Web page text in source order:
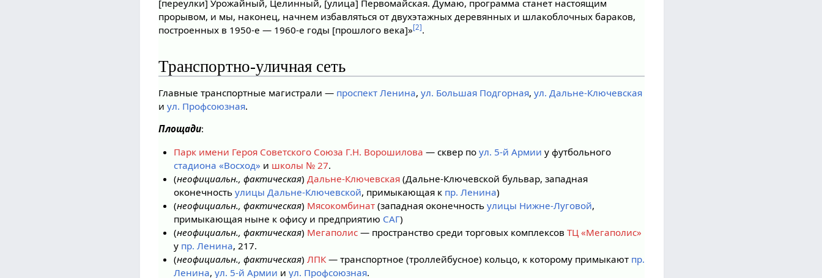
[переулки] Урожайный, Целинный, [улица] Первомайская. Думаю, программа станет настоящим
прорывом, и мы, наконец, начнем избавляться от двухэтажных деревянных и шлакоблочных бараков,
построенных в 1950-е — 1960-е годы [прошлого века]»[2].
Транспортно-уличная сеть
Главные транспортные магистрали — проспект Ленина,ул. Большая Подгорная,ул. Дальне-Ключевская
иул. Профсоюзная.
Площади:
Парк имени Героя Советского Союза Г.Н. Ворошилова — сквер по ул. 5-й Армии у футбольного
стадиона «Восход» и школы № 27.
(неофициальн., фактическая) Дальне-Ключевская(Дальне-Ключевской бульвар, западная
оконечность улицы Дальне-Ключевской, примыкающая к пр. Ленина)
(неофициальн., фактическая) Мясокомбинат(западная оконечность улицы Нижне-Луговой,
примыкающая ныне к офису и предприятию САГ)
(неофициальн., фактическая) Мегаполис— пространство среди торговых комплексов ТЦ «Мегаполис»
у пр. Ленина, 217.
(неофициальн., фактическая) ЛПК— транспортное (троллейбусное) кольцо, к которому примыкают пр.
Ленина, ул. 5-й Армии и ул. Профсоюзная.